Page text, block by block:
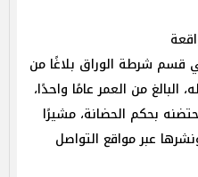
قسم شرطة الوراق بلاغًا من
البالغ من العمر عامًا واحدًا،
بحكم الحضانة، مشيرًا
عبر مواقع التواصل